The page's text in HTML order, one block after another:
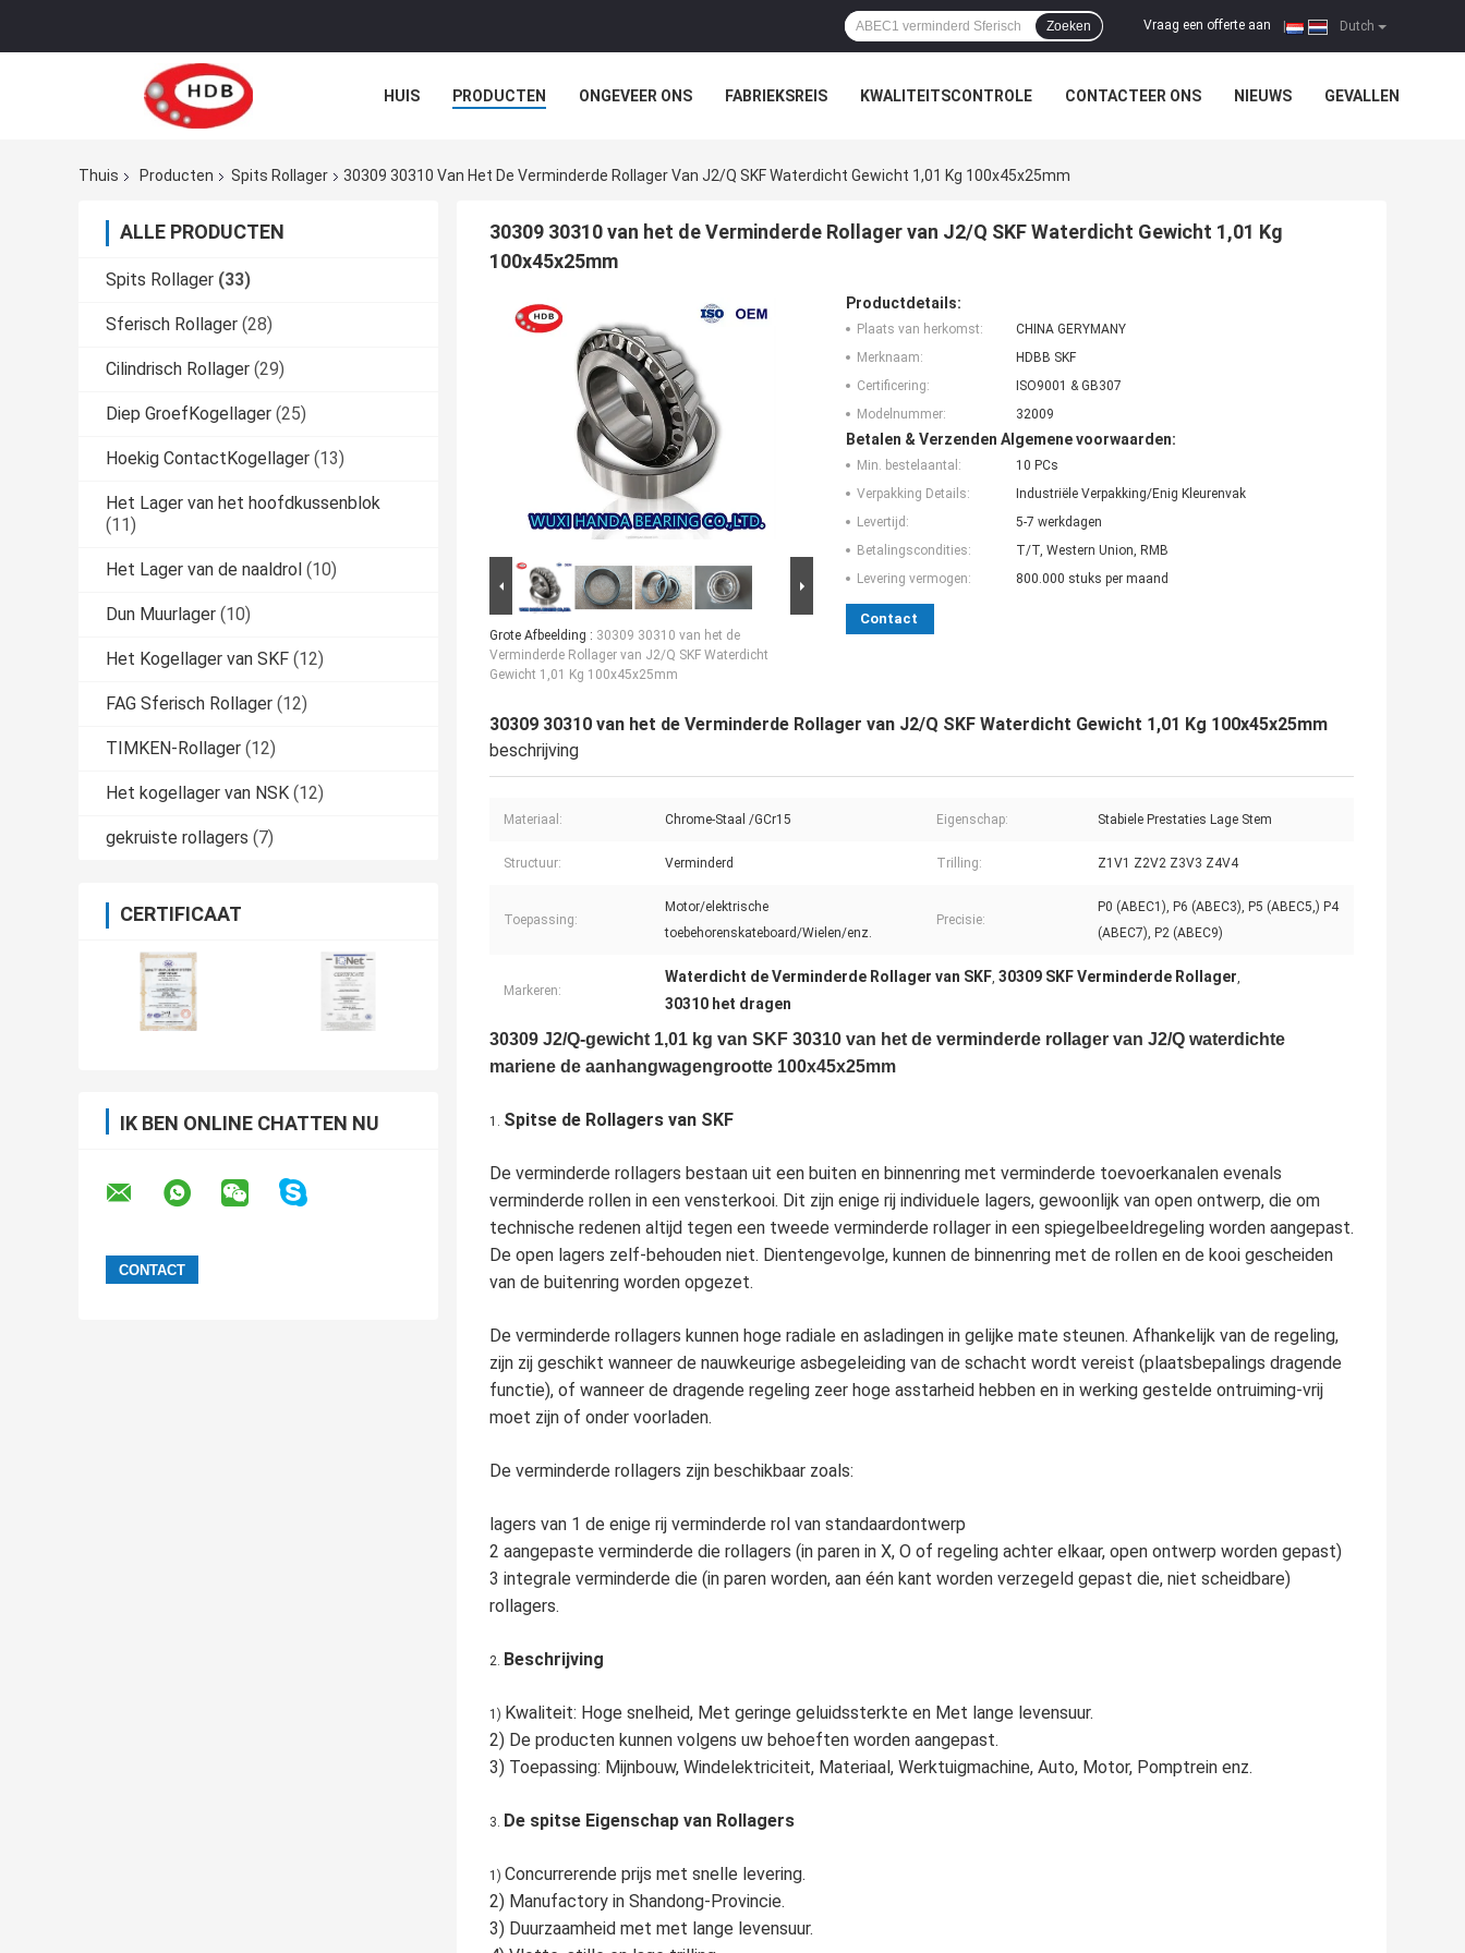
Dutch
Vraag een offerte aan
Zoeken
HUIS PRODUCTEN ONGEVEER ONS FABRIEKSREIS KWALITEITSCONTROLE CONTACTEER ONS NIEUWS GEVALLEN
Thuis Producten Spits Rollager 30309 30310 Van Het De Verminderde Rollager Van J2/Q SKF Waterdicht Gewicht 1,01 Kg 100x45x25mm
ALLE PRODUCTEN
Spits Rollager (33)
Sferisch Rollager (28)
Cilindrisch Rollager (29)
Diep GroefKogellager (25)
Hoekig ContactKogellager (13)
Het Lager van het hoofdkussenblok
(11)
Het Lager van de naaldrol (10)
Dun Muurlager (10)
Het Kogellager van SKF (12)
FAG Sferisch Rollager (12)
TIMKEN-Rollager (12)
Het kogellager van NSK (12)
gekruiste rollagers (7)
CERTIFICAAT
IK BEN ONLINE CHATTEN NU
30309 30310 van het de Verminderde Rollager van J2/Q SKF Waterdicht Gewicht 1,01 Kg
100x45x25mm
Grote Afbeelding : 30309 30310 van het de
Verminderde Rollager van J2/Q SKF Waterdicht
Gewicht 1,01 Kg 100x45x25mm
Productdetails:
Plaats van herkomst:
CHINA GERYMANY
Merknaam:
HDBB SKF
Certificering:
ISO9001 & GB307
Modelnummer:
32009
Betalen & Verzenden Algemene voorwaarden:
Min. bestelaantal:
10 PCs
Verpakking Details:
Industriële Verpakking/Enig Kleurenvak
Levertijd:
5-7 werkdagen
Betalingscondities:
T/T, Western Union, RMB
Levering vermogen:
800.000 stuks per maand
Contact
30309 30310 van het de Verminderde Rollager van J2/Q SKF Waterdicht Gewicht 1,01 Kg 100x45x25mm
beschrijving
Materiaal: Chrome-Staal /GCr15 Eigenschap: Stabiele Prestaties Lage Stem
Structuur: Verminderd Trilling: Z1V1 Z2V2 Z3V3 Z4V4
Toepassing:
Motor/elektrische
toebehorenskateboard/Wielen/enz.
Precisie:
P0 (ABEC1), P6 (ABEC3), P5 (ABEC5,) P4
(ABEC7), P2 (ABEC9)
Markeren:
Waterdicht de Verminderde Rollager van SKF, 30309 SKF Verminderde Rollager,
30310 het dragen
30309 J2/Q-gewicht 1,01 kg van SKF 30310 van het de verminderde rollager van J2/Q waterdichte
mariene de aanhangwagengrootte 100x45x25mm
1. Spitse de Rollagers van SKF
De verminderde rollagers bestaan uit een buiten en binnenring met verminderde toevoerkanalen evenals
verminderde rollen in een vensterkooi. Dit zijn enige rij individuele lagers, gewoonlijk van open ontwerp, die om
technische redenen altijd tegen een tweede verminderde rollager in een spiegelbeeldregeling worden aangepast.
De open lagers zelf-behouden niet. Dientengevolge, kunnen de binnenring met de rollen en de kooi gescheiden
van de buitenring worden opgezet.
De verminderde rollagers kunnen hoge radiale en asladingen in gelijke mate steunen. Afhankelijk van de regeling,
zijn zij geschikt wanneer de nauwkeurige asbegeleiding van de schacht wordt vereist (plaatsbepalings dragende
functie), of wanneer de dragende regeling zeer hoge asstarheid hebben en in werking gestelde ontruiming-vrij
moet zijn of onder voorladen.
De verminderde rollagers zijn beschikbaar zoals:
lagers van 1 de enige rij verminderde rol van standaardontwerp
2 aangepaste verminderde die rollagers (in paren in X, O of regeling achter elkaar, open ontwerp worden gepast)
3 integrale verminderde die (in paren worden, aan één kant worden verzegeld gepast die, niet scheidbare)
rollagers.
2. Beschrijving
1) Kwaliteit: Hoge snelheid, Met geringe geluidssterkte en Met lange levensuur.
2) De producten kunnen volgens uw behoeften worden aangepast.
3) Toepassing: Mijnbouw, Windelektriciteit, Materiaal, Werktuigmachine, Auto, Motor, Pomptrein enz.
3. De spitse Eigenschap van Rollagers
1) Concurrerende prijs met snelle levering.
2) Manufactory in Shandong-Provincie.
3) Duurzaamheid met met lange levensuur.